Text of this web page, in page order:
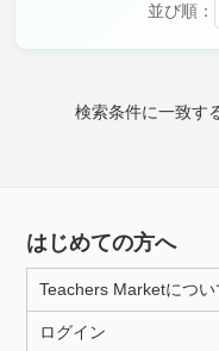
並び順：
検索条件に一致す
保健・体育
月曜日 火曜日
所属大学
はじめての方へ
Teachers Marketについ
ログイン